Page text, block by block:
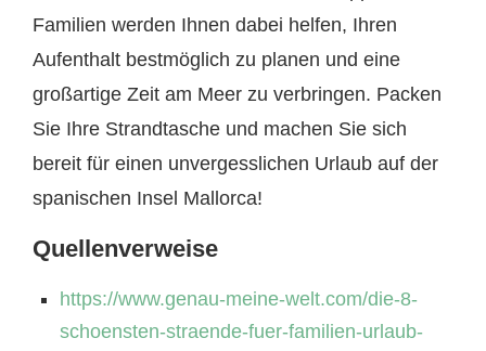
Familien werden Ihnen dabei helfen, Ihren
Aufenthalt bestmöglich zu planen und eine
großartige Zeit am Meer zu verbringen. Packen
Sie Ihre Strandtasche und machen Sie sich
bereit für einen unvergesslichen Urlaub auf der
spanischen Insel Mallorca!
Quellenverweise
https://www.genau-meine-welt.com/die-8-
schoensten-straende-fuer-familien-urlaub-